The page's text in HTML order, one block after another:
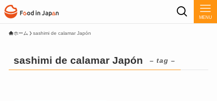
MENU
ホーム sashimi de calamar Japón
sashimi de calamar Japón – tag –